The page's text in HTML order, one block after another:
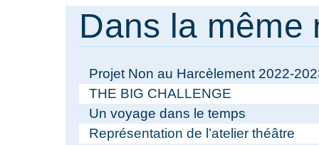
Dans la
Projet Non au Harcèlement 2022-
THE BIG CHALLENGE
Un voyage dans le temps
Représentation de l’atelier théâtre